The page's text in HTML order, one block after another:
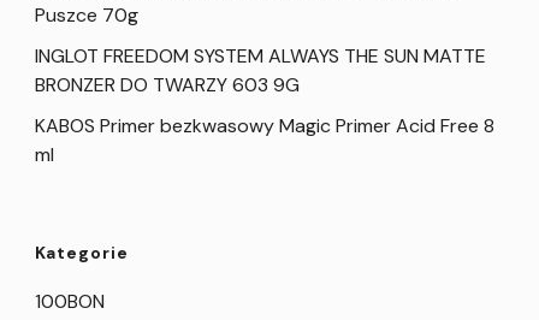
Puszce 70g
INGLOT FREEDOM SYSTEM ALWAYS THE SUN MATTE
BRONZER DO TWARZY 603 9G
KABOS Primer bezkwasowy Magic Primer Acid Free 8
ml
Kategorie
100BON